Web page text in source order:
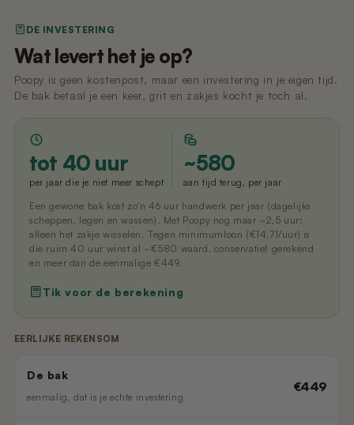
DE INVESTERING
Wat levert het je op?
Poopy is geen kostenpost, maar een investering in je eigen tijd.
De bak betaal je een keer, grit en zakjes kocht je toch al.
tot 40 uur
per jaar die je niet meer schept
~580
aan tijd terug, per jaar
Een gewone bak kost zo'n 46 uur handwerk per jaar (dagelijks
scheppen, legen en wassen). Met Poopy nog maar ~2,5 uur:
alleen het zakje wisselen. Tegen minimumloon (€14,71/uur) is
die ruim 40 uur winst al ~€580 waard, conservatief gerekend
en meer dan de eenmalige €449.
Tik voor de berekening
EERLIJKE REKENSOM
De bak
eenmalig, dat is je echte investering
€449